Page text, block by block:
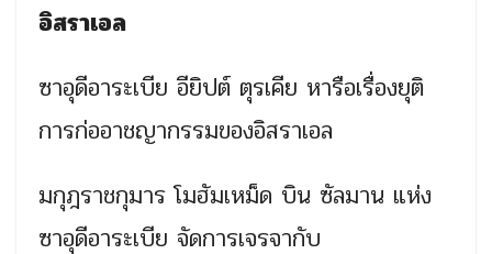
อิสราเอล
ซาอุดีอาระเบีย อียิปต์ ตุรเคีย หารือเรื่องยุติ
การก่ออาชญากรรมของอิสราเอล
มกุฎราชกุมาร โมฮัมเหม็ด บิน ซัลมาน แห่ง
ซาอุดีอาระเบีย จัดการเจรจากับ